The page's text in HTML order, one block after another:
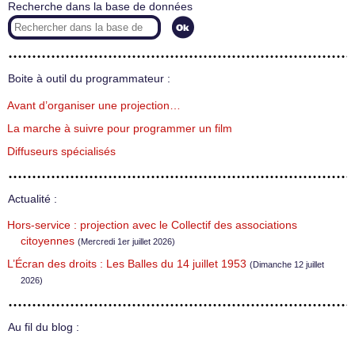
Recherche dans la base de données
Boite à outil du programmateur :
Avant d’organiser une projection…
La marche à suivre pour programmer un film
Diffuseurs spécialisés
Actualité :
Hors-service : projection avec le Collectif des associations
citoyennes (Mercredi 1er juillet 2026)
L’Écran des droits : Les Balles du 14 juillet 1953 (Dimanche 12 juillet
2026)
Au fil du blog :